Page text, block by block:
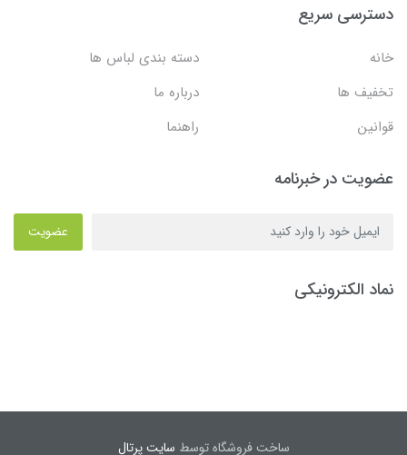
دسترسی سریع
خانه
دسته بندی لباس ها
تخفیف ها
درباره ما
قوانین
راهنما
عضویت در خبرنامه
عضویت
نماد الکترونیکی
ساخت فروشگاه توسط سایت پرتال